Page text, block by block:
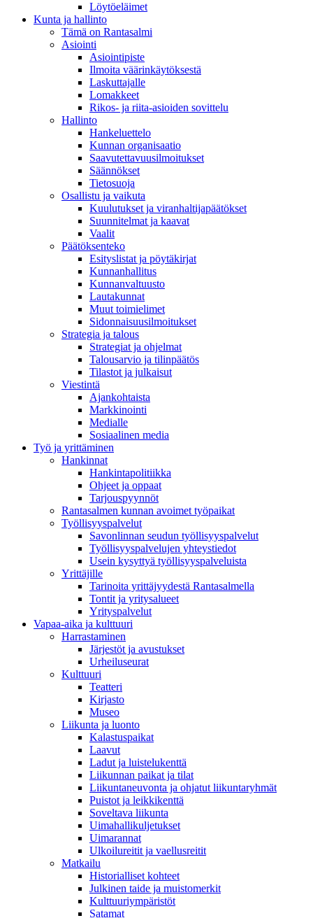
Löytöeläimet
Kunta ja hallinto
Tämä on Rantasalmi
Asiointi
Asiointipiste
Ilmoita väärinkäytöksestä
Laskuttajalle
Lomakkeet
Rikos- ja riita-asioiden sovittelu
Hallinto
Hankeluettelo
Kunnan organisaatio
Saavutettavuusilmoitukset
Säännökset
Tietosuoja
Osallistu ja vaikuta
Kuulutukset ja viranhaltijapäätökset
Suunnitelmat ja kaavat
Vaalit
Päätöksenteko
Esityslistat ja pöytäkirjat
Kunnanhallitus
Kunnanvaltuusto
Lautakunnat
Muut toimielimet
Sidonnaisuusilmoitukset
Strategia ja talous
Strategiat ja ohjelmat
Talousarvio ja tilinpäätös
Tilastot ja julkaisut
Viestintä
Ajankohtaista
Markkinointi
Medialle
Sosiaalinen media
Työ ja yrittäminen
Hankinnat
Hankintapolitiikka
Ohjeet ja oppaat
Tarjouspyynnöt
Rantasalmen kunnan avoimet työpaikat
Työllisyyspalvelut
Savonlinnan seudun työllisyyspalvelut
Työllisyyspalvelujen yhteystiedot
Usein kysyttyä työllisyyspalveluista
Yrittäjille
Tarinoita yrittäjyydestä Rantasalmella
Tontit ja yritysalueet
Yrityspalvelut
Vapaa-aika ja kulttuuri
Harrastaminen
Järjestöt ja avustukset
Urheiluseurat
Kulttuuri
Teatteri
Kirjasto
Museo
Liikunta ja luonto
Kalastuspaikat
Laavut
Ladut ja luistelukenttä
Liikunnan paikat ja tilat
Liikuntaneuvonta ja ohjatut liikuntaryhmät
Puistot ja leikkikenttä
Soveltava liikunta
Uimahallikuljetukset
Uimarannat
Ulkoilureitit ja vaellusreitit
Matkailu
Historialliset kohteet
Julkinen taide ja muistomerkit
Kulttuuriympäristöt
Satamat